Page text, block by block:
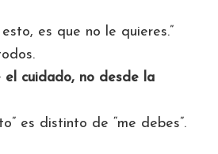
es que no le quieres.”
el cuidado, no desde la
es distinto de “me debes”.